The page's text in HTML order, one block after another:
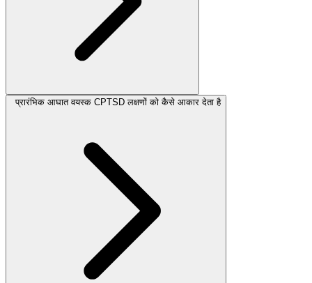
प्रारंभिक आघात वयस्क CPTSD लक्षणों को कैसे आकार देता है